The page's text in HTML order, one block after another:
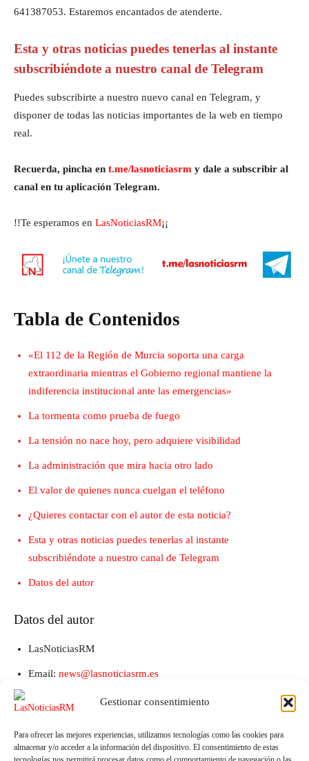
Gestionar consentimiento
Para ofrecer las mejores experiencias, utilizamos tecnologías como las cookies para
almacenar y/o acceder a la información del dispositivo. El consentimiento de estas
641387053. Estaremos encantados de atenderte.
Esta y otras noticias puedes tenerlas al instante
subscribiéndote a nuestro canal de Telegram
Puedes subscribirte a nuestro nuevo canal en Telegram, y
disponer de todas las noticias importantes de la web en tiempo
real.
Recuerda, pincha en t.me/lasnoticiasrm y dale a subscribir al
canal en tu aplicación Telegram.
!!Te esperamos en LasNoticiasRM¡¡
Tabla de Contenidos
«El 112 de la Región de Murcia soporta una carga
extraordinaria mientras el Gobierno regional mantiene la
indiferencia institucional ante las emergencias»
La tormenta como prueba de fuego
La tensión no nace hoy, pero adquiere visibilidad
La administración que mira hacia otro lado
El valor de quienes nunca cuelgan el teléfono
¿Quieres contactar con el autor de esta noticia?
Esta y otras noticias puedes tenerlas al instante
subscribiéndote a nuestro canal de Telegram
Datos del autor
Datos del autor
LasNoticiasRM
Email: news@lasnoticiasrm.es
Teléfono y Whatsapp: 641387053